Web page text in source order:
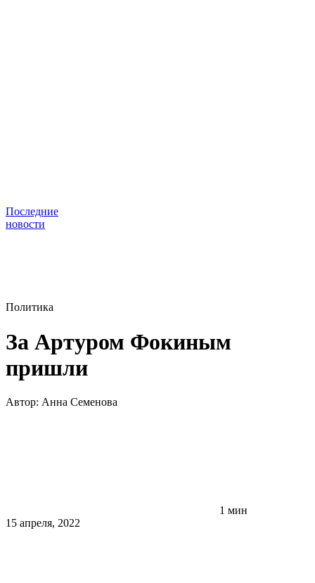
Последние
новости
Политика
За Артуром Фокиным
пришли
Автор: Анна Семенова
1 мин
15 апреля, 2022